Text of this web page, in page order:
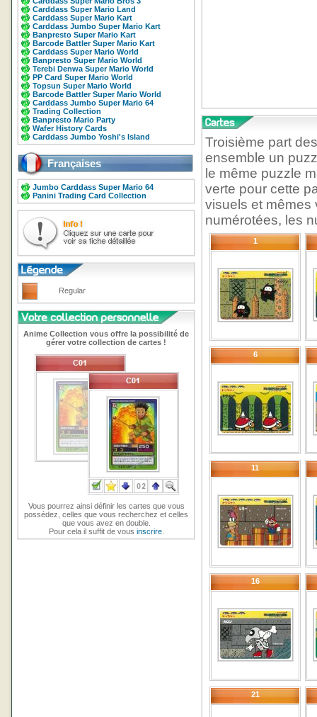
Carddass Super Mario Land
Carddass Super Mario Kart
Carddass Jumbo Super Mario Kart
Banpresto Super Mario Kart
Barcode Battler Super Mario Kart
Carddass Super Mario World
Banpresto Super Mario World
Terebi Denwa Super Mario World
PP Card Super Mario World
Topsun Super Mario World
Barcode Battler Super Mario World
Carddass Jumbo Super Mario 64
Trading Collection
Banpresto Mario Party
Wafer History Cards
Carddass Jumbo Yoshi's Island
Françaises
Jumbo Carddass Super Mario 64
Panini Trading Card Collection
Regular
Anime Collection vous offre la possibilité de
gérer votre collection de cartes !
Vous pourrez ainsi définir les cartes que vous
possédez, celles que vous recherchez et celles
que vous avez en double.
Pour cela il suffit de vous inscrire.
Troisième part
ensemble un
le même puzzle
verte pour cette
visuels et mêmes
numérotées, les
1
6
11
16
21